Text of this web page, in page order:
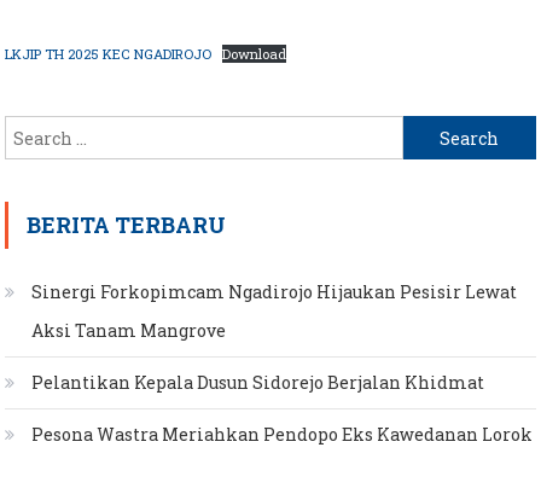
LKJIP TH 2025 KEC NGADIROJO Download
Search
for:
BERITA TERBARU
Sinergi Forkopimcam Ngadirojo Hijaukan Pesisir Lewat
Aksi Tanam Mangrove
Pelantikan Kepala Dusun Sidorejo Berjalan Khidmat
Pesona Wastra Meriahkan Pendopo Eks Kawedanan Lorok